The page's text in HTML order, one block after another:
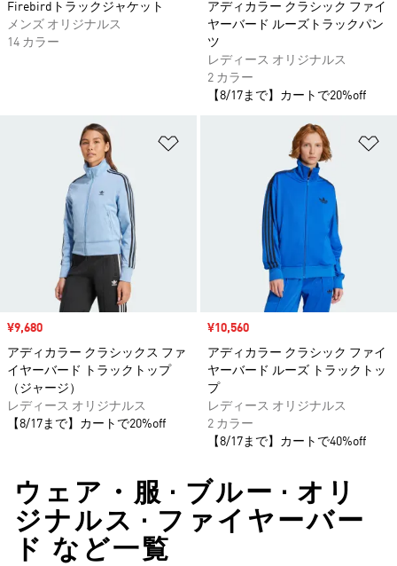
Firebirdトラックジャケット
メンズ オリジナルス
14 カラー
アディカラー クラシック ファイ
ヤーバード ルーズトラックパン
ツ
レディース オリジナルス
2 カラー
【8/17まで】カートで20%off
ほしいものリストに追加
セール価格
¥9,680
アディカラー クラシックス ファ
イヤーバード トラックトップ
（ジャージ）
レディース オリジナルス
【8/17まで】カートで20%off
セール価格
¥10,560
アディカラー クラシック ファイ
ヤーバード ルーズ トラックトッ
プ
レディース オリジナルス
2 カラー
【8/17まで】カートで40%off
ウェア・服 • ブルー • オリ
ジナルス • ファイヤーバー
ド など一覧